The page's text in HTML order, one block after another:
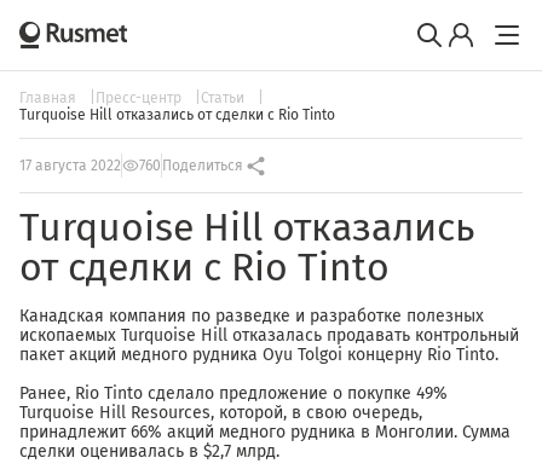
Главная Пресс-центр
Статьи
Turquoise Hill отказались от сделки с Rio Tinto
17 августа 2022 760 Поделиться
Turquoise Hill отказались
от сделки с Rio Tinto
Канадская компания по разведке и разработке полезных
ископаемых Turquoise Hill отказалась продавать контрольный
пакет акций медного рудника Oyu Tolgoi концерну Rio Tinto.
Ранее, Rio Tinto сделало предложение о покупке 49%
Turquoise Hill Resources, которой, в свою очередь,
принадлежит 66% акций медного рудника в Монголии. Сумма
сделки оценивалась в $2,7 млрд.